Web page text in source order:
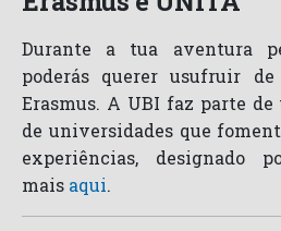
Durante a tua aventura
poderás querer usufruir
Erasmus. A UBI faz parte
de universidades que
experiências, designado
mais aqui.